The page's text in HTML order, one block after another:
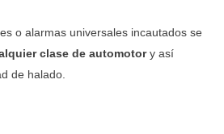
o alarmas universales incautados se
clase de automotory así
de halado.